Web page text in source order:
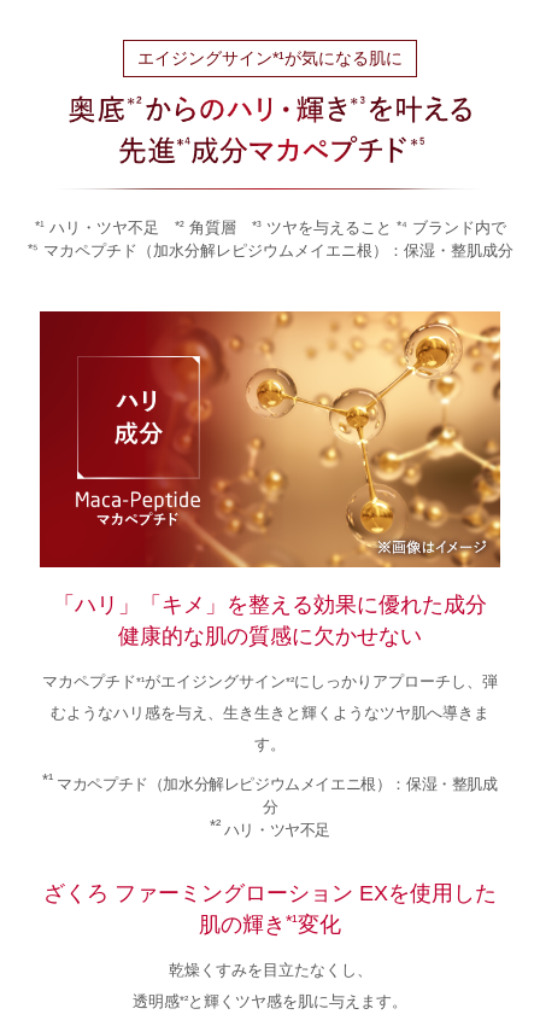
エイジングサイン*¹が気になる肌に
*¹ハリ・ツヤ不足 *²角質層 *³ツヤを与えること *⁴ ブランド内で
*⁵ マカペプチド（加水分解レピジウムメイエニ根）：保湿・整肌成分
「ハリ」「キメ」を整える効果に優れた成分
健康的な肌の質感に欠かせない
マカペプチド*¹がエイジングサイン*²にしっかりアプローチし、 弾
むようなハリ感を与え、生き生きと輝くようなツヤ肌へ導きま
す。
*¹マカペプチド（加水分解レピジウムメイエニ根）：保湿・整肌成
分
*²ハリ・ツヤ不足
ざくろ ファーミングローション EXを使用した
肌の輝き *¹変化
乾燥くすみを目立たなくし、
透明感*²と輝くツヤ感を肌に与えます。